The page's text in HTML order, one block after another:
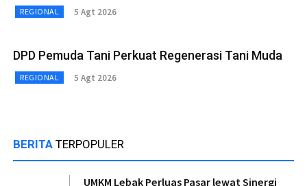
REGIONAL 5 Agt 2026
DPD Pemuda Tani Perkuat Regenerasi Tani Muda
REGIONAL 5 Agt 2026
BERITA TERPOPULER
UMKM Lebak Perluas Pasar lewat Sinergi